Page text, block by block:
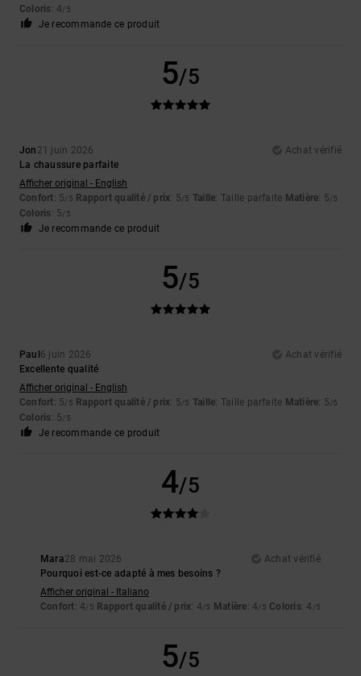
Coloris: 4/5
Je recommande ce produit
5/5
Jon 21 juin 2026
Achat vérifié
La chaussure parfaite
Afficher original - English
Confort: 5/5 Rapport qualité / prix: 5/5 Taille: Taille parfaite Matière: 5/5
Coloris: 5/5
Je recommande ce produit
5/5
Paul6 juin 2026
Achat vérifié
Excellente qualité
Afficher original - English
Confort: 5/5 Rapport qualité / prix: 5/5 Taille: Taille parfaite Matière: 5/5
Coloris: 5/5
Je recommande ce produit
4/5
Mara28 mai 2026
Achat vérifié
Pourquoi est-ce adapté à mes besoins ?
Afficher original - Italiano
Confort: 4/5 Rapport qualité / prix: 4/5 Matière: 4/5 Coloris: 4 /5
5/5